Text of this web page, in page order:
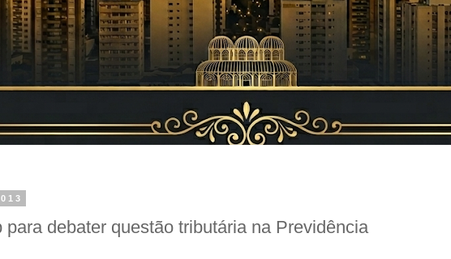
debater questão tributária na Previdência